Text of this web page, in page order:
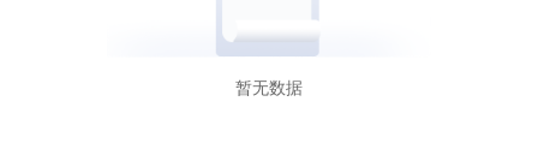
暂无数据